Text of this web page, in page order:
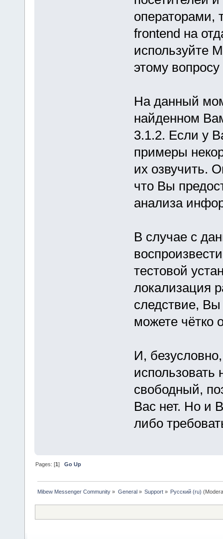
операторами,
frontend на
используйте
этому
На данный
найденном
3.1.2. Если у
примеры
их озвучить.
что Вы
анализа
В случае с
тестовой
локализация
следствие, Вы
можете чётко
И,
свободный,
Вас нет. Но и
либо
Pages: [1]Go Up
Mibew Messenger Community » General» Support» Русский (ru)